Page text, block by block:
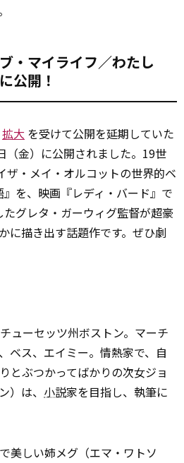
・マイライフ／わたし
公開！
拡大 を受けて公開を延期していた
（金）に公開されました。19世
ザ・メイ・オルコットの世界的ベ
を、映画『レディ・バード』で
グレタ・ガーウィグ監督が超豪
に描き出す話題作です。ぜひ劇
ューセッツ州ボストン。マーチ
ベス、エイミー。情熱家で、自
とぶつかってばかりの次女ジョ
）は、 小説家を目指し、執筆に
美しい姉メグ（エマ・ワトソ